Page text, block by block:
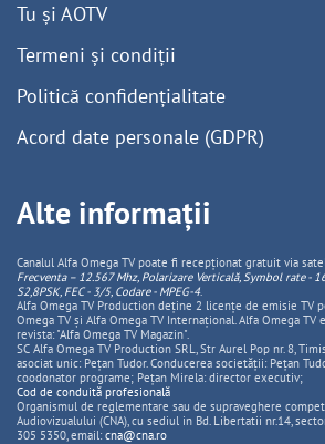
Tu și AOTV
Termeni și condiții
Politică confidențialitate
Acord date personale (GDPR)
Alte informații
Canalul Alfa Omega TV poate fi recepționat gratuit via
Frecventa – 12.567 Mhz, PolarizareVerticală, Symbol rate -
S2,8PSK, FEC - 3/5, Codare - MPEG-4.
Alfa Omega TV Production deține 2 licențe de emisie TV
Omega TV și Alfa Omega TV Internațional. Alfa Omega TV
revista: "Alfa Omega TV Magazin".
SC Alfa Omega TV Production SRL, Str Aurel Pop nr. 8,
asociat unic: Pețan Tudor. Conducerea societății: Pețan
coodonator programe; Pețan Mirela: director executiv;
Cod de conduită profesională
Organismul de reglementare sau de supraveghere
Audiovizualului (CNA), cu sediul in Bd. Libertatii nr.14,
305 5350, email: cna@cna.ro